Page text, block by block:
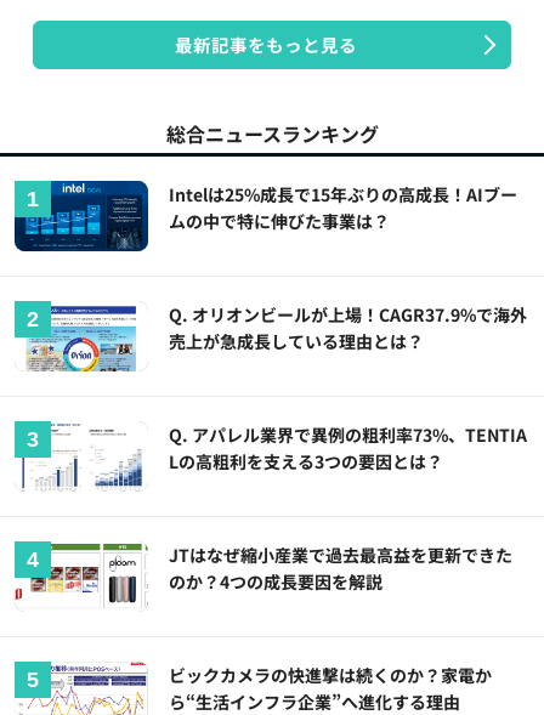
最新記事をもっと見る
総合ニュースランキング
Intelは25%成長で15年ぶりの高成長！AIブー
ムの中で特に伸びた事業は？
Q. オリオンビールが上場！CAGR37.9%で海外
売上が急成長している理由とは？
Q. アパレル業界で異例の粗利率73%、TENTIA
Lの高粗利を支える3つの要因とは？
JTはなぜ縮小産業で過去最高益を更新できた
のか？4つの成長要因を解説
ビックカメラの快進撃は続くのか？家電か
ら“生活インフラ企業”へ進化する理由